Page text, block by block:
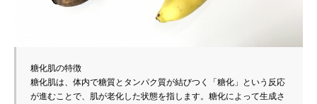
糖化肌の特徴
糖化肌は、体内で糖質とタンパク質が結びつく「糖化」という反応
が進むことで、肌が老化した状態を指します。糖化によって生成さ